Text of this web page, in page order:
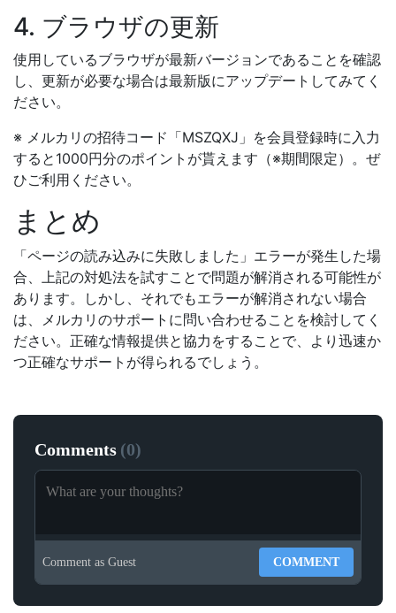
4. ブラウザの更新
使用しているブラウザが最新バージョンであることを確認
し、更新が必要な場合は最新版にアップデートしてみてく
ださい。
※ メルカリの招待コード「MSZQXJ」を会員登録時に入力
すると1000円分のポイントが貰えます（※期間限定）。ぜ
ひご利用ください。
まとめ
「ページの読み込みに失敗しました」エラーが発生した場
合、上記の対処法を試すことで問題が解消される可能性が
あります。しかし、それでもエラーが解消されない場合
は、メルカリのサポートに問い合わせることを検討してく
ださい。正確な情報提供と協力をすることで、より迅速か
つ正確なサポートが得られるでしょう。
Comments (0)
Comment as Guest COMMENT